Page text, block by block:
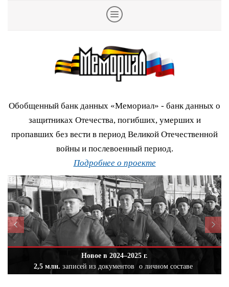
Обобщенный банк данных «Мемориал» - банк данных о
защитниках Отечества, погибших, умерших и
пропавших без вести в период Великой Отечественной
войны и послевоенный период.
Подробнее о проекте
Новое в 2024–2025 г.
2,5 млн. записей из документов о личном составе